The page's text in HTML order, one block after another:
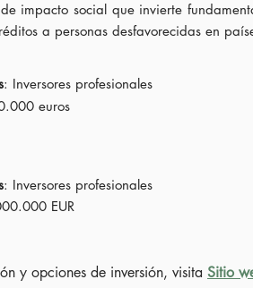
impacto social que invierte
a personas desfavorecidas en
: Inversores profesionales
euros
: Inversores profesionales
EUR
y opciones de inversión, visita Sitio